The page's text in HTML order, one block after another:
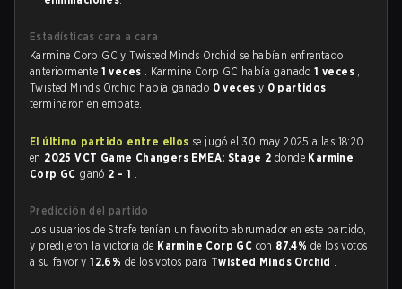
Estadísticas cara a cara
Karmine Corp GC y Twisted Minds Orchid se habían enfrentado
anteriormente 1 veces . Karmine Corp GC había ganado1 veces ,
Twisted Minds Orchid había ganado 0 veces y 0 partidos
terminaron en empate.
El último partido entre ellos se jugó el 30 may 2025 a las 18:20
en 2025 VCT Game Changers EMEA: Stage 2donde Karmine
Corp GC ganó 2 - 1 .
Predicción del partido
Los usuarios de Strafe tenían un favorito abrumador en este partido,
y predijeron la victoria de Karmine Corp GC con 87.4% de los votos
a su favor y12.6% de los votos para Twisted Minds Orchid .